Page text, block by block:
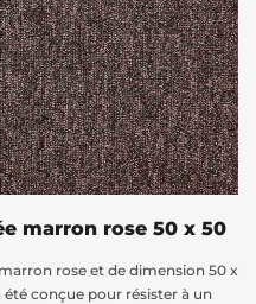
marron rose 50 x 50
rose et de dimension 50 x
conçue pour résister à un